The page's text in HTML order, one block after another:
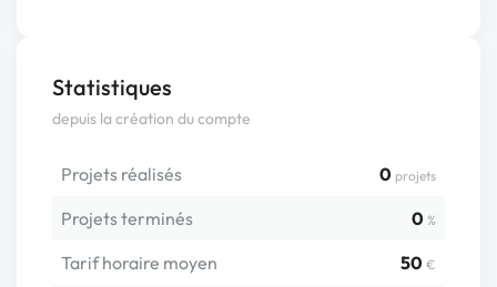
Statistiques
depuis la création du compte
Projets réalisés 0 projets
Projets terminés 0 %
Tarif horaire moyen 50 €